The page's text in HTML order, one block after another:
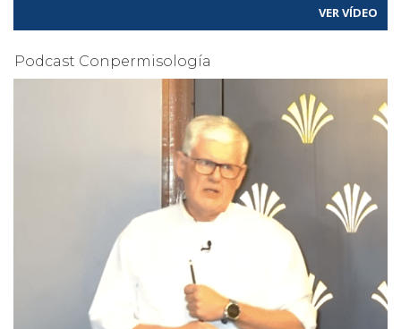
VER VÍDEO
Podcast Conpermisología